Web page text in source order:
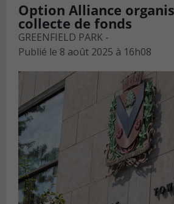
Option Alliance
collecte de fonds
GREENFIELD PARK -
Publié le 8 août 2025 à 16h08